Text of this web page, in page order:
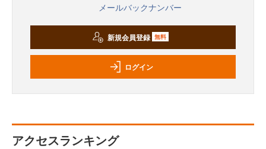
メールバックナンバー
新規会員登録 無料
ログイン
アクセスランキング